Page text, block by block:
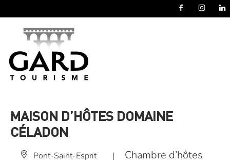
MAISON D’HÔTES DOMAINE
CÉLADON
Pont-Saint-Esprit | Chambre d’hôtes